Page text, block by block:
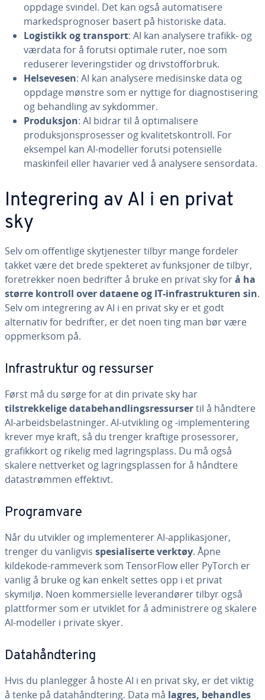
oppdage svindel. Det kan også automatisere
markedsprognoser basert på historiske data.
Logistikk og transport: AI kan analysere trafikk- og
værdata for å forutsi optimale ruter, noe som
reduserer leveringstider og drivstofforbruk.
Helsevesen: AI kan analysere medisinske data og
oppdage mønstre som er nyttige for diagnostisering
og behandling av sykdommer.
Produksjon: AI bidrar til å optimalisere
produksjonsprosesser og kvalitetskontroll. For
eksempel kan AI-modeller forutsi potensielle
maskinfeil eller havarier ved å analysere sensordata.
Integrering av AI i en privat
sky
Selv om offentlige skytjenester tilbyr mange fordeler
takket være det brede spekteret av funksjoner de tilbyr,
foretrekker noen bedrifter å bruke en privat sky forå ha
større kontroll over dataene og IT-infrastrukturen sin.
Selv om integrering av AI i en privat sky er et godt
alternativ for bedrifter, er det noen ting man bør være
oppmerksom på.
Infrastruktur og ressurser
Først må du sørge for at din private sky har
tilstrekkelige databehandlingsressursertil å håndtere
AI-arbeidsbelastninger. AI-utvikling og -implementering
krever mye kraft, så du trenger kraftige prosessorer,
grafikkort og rikelig med lagringsplass. Du må også
skalere nettverket og lagringsplassen for å håndtere
datastrømmen effektivt.
Programvare
Når du utvikler og implementerer AI-applikasjoner,
trenger du vanligvis spesialiserte verktøy. Åpne
kildekode-rammeverk som TensorFlow eller PyTorch er
vanlig å bruke og kan enkelt settes opp i et privat
skymiljø. Noen kommersielle leverandører tilbyr også
plattformer som er utviklet for å administrere og skalere
AI-modeller i private skyer.
Datahåndtering
Hvis du planlegger å hoste AI i en privat sky, er det viktig
å tenke på datahåndtering. Data må lagres, behandles